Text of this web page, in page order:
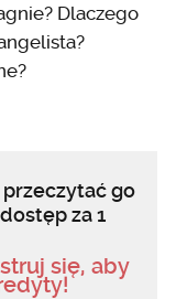
Dlaczego
przeczytać go
za 1
się, aby